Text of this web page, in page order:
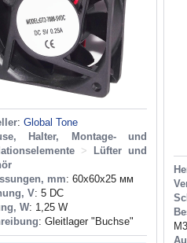
: Global Tone
Halter, Montage- und
>
Lüfter und
mm: 60x60x25 мм
V: 5 DC
W: 1,25 W
: Gleitlager "Buchse"